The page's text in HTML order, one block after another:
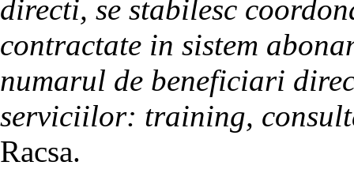
directi, se stabilesc
contractate in sistem
numarul de beneficiari
serviciilor: training,
Racsa.